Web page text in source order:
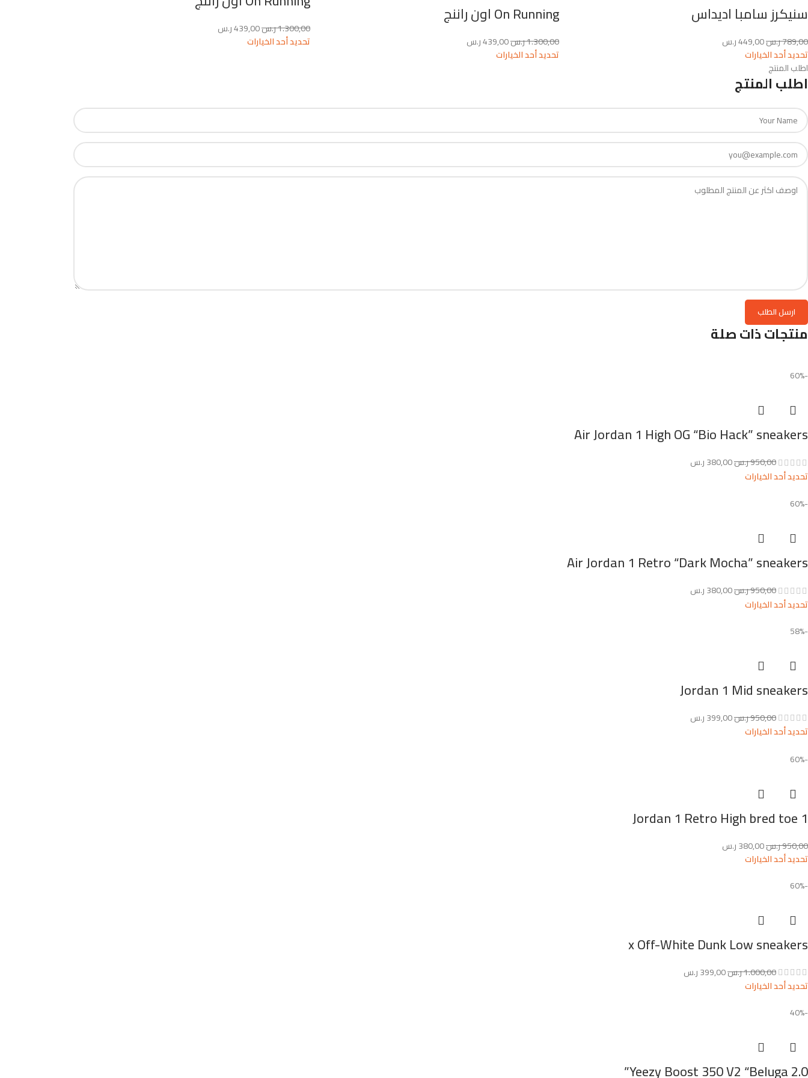
سنيكرز سامبا اديداس
789,00ر.س449,00ر.س
تحديد أحد الخيارات
On Running اون راننج
1.300,00ر.س439,00ر.س
تحديد أحد الخيارات
1.300,00ر.س439,00ر.س
تحديد أحد الخيارات
اطلب المنتج
اطلب المنتج
منتجات ذات صلة
-60%
Air Jordan 1 High OG “Bio Hack” sneakers
950,00ر.س380,00ر.س
تحديد أحد الخيارات
-60%
Air Jordan 1 Retro “Dark Mocha” sneakers
950,00ر.س380,00ر.س
تحديد أحد الخيارات
-58%
Jordan 1 Mid sneakers
950,00ر.س399,00ر.س
تحديد أحد الخيارات
-60%
Jordan 1 Retro High bred toe 1
950,00ر.س380,00ر.س
تحديد أحد الخيارات
-60%
x Off-White Dunk Low sneakers
1.000,00ر.س399,00ر.س
تحديد أحد الخيارات
-40%
Yeezy Boost 350 V2 “Beluga 2.0”